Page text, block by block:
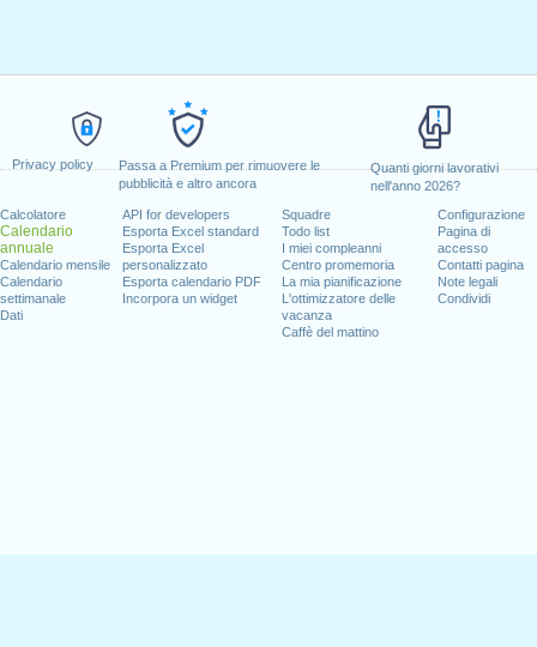
Privacy policy
Passa a Premium per rimuovere le
pubblicità e altro ancora
Quanti giorni lavorativi
nell'anno 2026?
Calcolatore
Calendario
annuale
Calendario mensile
Calendario
settimanale
Dati
API for developers
Esporta Excel standard
Esporta Excel
personalizzato
Esporta calendario PDF
Incorpora un widget
Squadre
Todo list
I miei compleanni
Centro promemoria
La mia pianificazione
L'ottimizzatore delle
vacanza
Caffè del mattino
Configurazione
Pagina di
accesso
Contatti pagina
Note legali
Condividi